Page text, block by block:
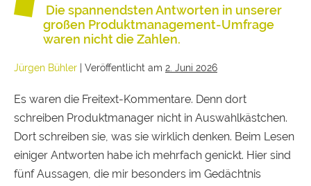
Die spannendsten Antworten in unserer
großen Produktmanagement-Umfrage
waren nicht die Zahlen.
Jürgen Bühler Veröffentlicht am 2. Juni 2026
Es waren die Freitext-Kommentare. Denn dort
schreiben Produktmanager nicht in Auswahlkästchen.
Dort schreiben sie, was sie wirklich denken. Beim Lesen
einiger Antworten habe ich mehrfach genickt. Hier sind
fünf Aussagen, die mir besonders im Gedächtnis